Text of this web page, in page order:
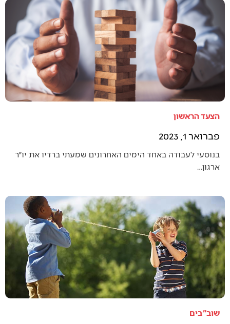
הצעד הראשון
פברואר 1, 2023
בנוסעי לעבודה באחד הימים האחרונים שמעתי ברדיו את יו״ר
ארגון…
שוב"בים